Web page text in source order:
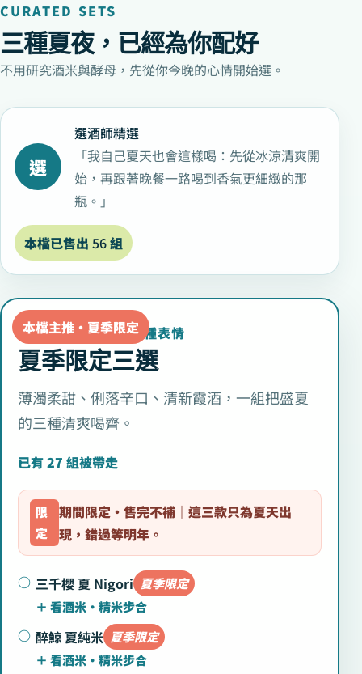
CURATED SETS
三種夏夜，已經為你配好
不用研究酒米與酵母，先從你今晚的心情開始選。
選
選酒師精選
「我自己夏天也會這樣喝：先從冰涼清爽開
始，再跟著晚餐一路喝到香氣更細緻的那
瓶。」
本檔已售出 56組
本檔主推・夏季限定
只在夏天喝得到的三種表情
夏季限定三選
薄濁柔甜、俐落辛口、清新霞酒，一組把盛夏
的三種清爽喝齊。
已有 27 組被帶走
期間限定・售完不補｜這三款只為夏天出
現，錯過等明年。
三千櫻 夏 Nigori 夏季限定
醉鯨 夏純米 夏季限定